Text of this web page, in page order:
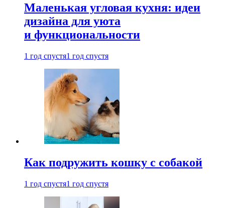
Маленькая угловая кухня: идеи
дизайна для уюта
и функциональности
1 год спустя1 год спустя
Как подружить кошку с собакой
1 год спустя1 год спустя